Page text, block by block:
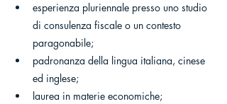
esperienza pluriennale presso uno studio
di consulenza fiscale o un contesto
paragonabile;
padronanza della lingua italiana, cinese
ed inglese;
laurea in materie economiche;